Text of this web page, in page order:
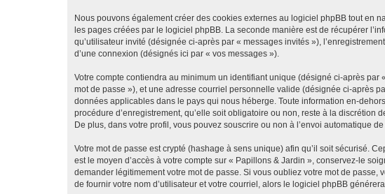
Nous pouvons également créer des cookies externes au logiciel phpBB tout en
les pages créées par le logiciel phpBB. La seconde manière est de récupérer
qu’utilisateur invité (désignée ci-après par « messages invités »),
d’une connexion (désignés ici par « vos messages »).
Votre compte contiendra au minimum un identifiant unique (désigné ci-après
mot de passe »), et une adresse courriel personnelle valide (désignée ci-après
données applicables dans le pays qui nous héberge. Toute information en-
procédure d’enregistrement, qu’elle soit obligatoire ou non, reste à la
De plus, dans votre profil, vous pouvez souscrire ou non à l’envoi automatique
Votre mot de passe est crypté (hashage à sens unique) afin qu’il soit sécurisé.
est le moyen d’accès à votre compte sur « Papillons & Jardin », conservez-le
demander légitimement votre mot de passe. Si vous oubliez votre mot de
de fournir votre nom d’utilisateur et votre courriel, alors le logiciel phpBB